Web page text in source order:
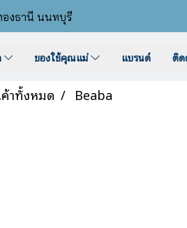
องธานี นนทบุรี
ของใช้คุณแม่ แบรนด์ ติด
าทั้งหมด Beaba